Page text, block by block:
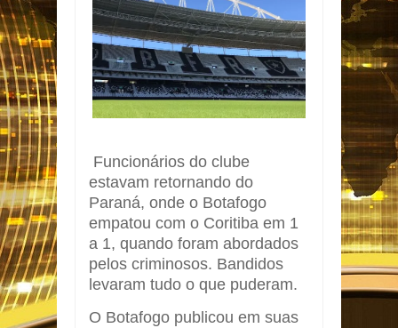
Funcionários do clube
estavam retornando do
Paraná, onde o Botafogo
empatou com o Coritiba em 1
a 1, quando foram abordados
pelos criminosos. Bandidos
levaram tudo o que puderam.
O Botafogo publicou em suas